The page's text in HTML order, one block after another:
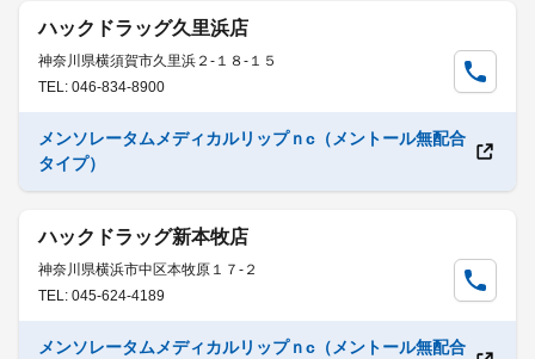
ハックドラッグ久里浜店
神奈川県横須賀市久里浜２-１８-１５
TEL: 046-834-8900
メンソレータムメディカルリップｎc（メントール無配合
タイプ）
ハックドラッグ新本牧店
神奈川県横浜市中区本牧原１７-２
TEL: 045-624-4189
メンソレータムメディカルリップｎc（メントール無配合